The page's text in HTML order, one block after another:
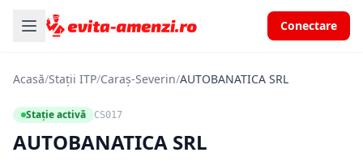
Conectare
Acasă/Stații ITP/Caraș-Severin/AUTOBANATICA SRL
Stație activă CS017
AUTOBANATICA SRL